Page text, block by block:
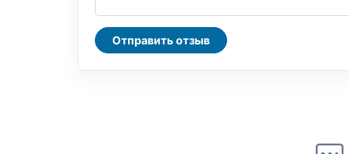
Отправить отзыв